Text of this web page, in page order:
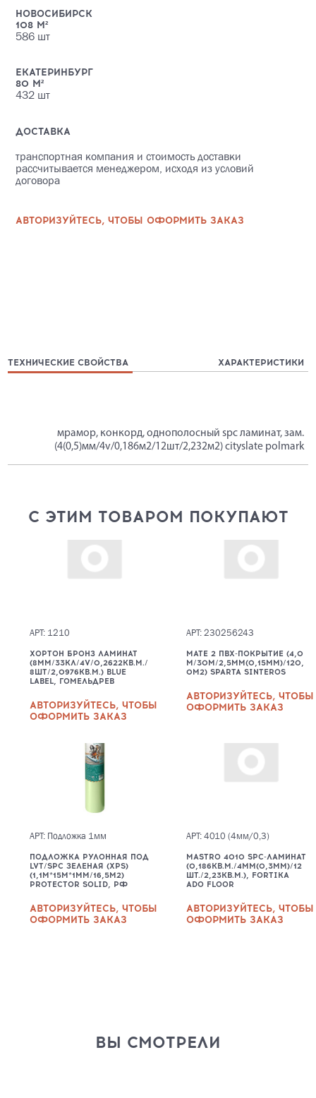
НОВОСИБИРСК
108 М²
586шт
ЕКАТЕРИНБУРГ
80 М²
432шт
ДОСТАВКА
транспортная компания и стоимость доставки
рассчитывается менеджером, исходя из условий
договора
АВТОРИЗУЙТЕСЬ, ЧТОБЫ ОФОРМИТЬ ЗАКАЗ
ТЕХНИЧЕСКИЕ СВОЙСТВА ХАРАКТЕРИСТИКИ
мрамор, конкорд, однополосный spc ламинат, зам.
(4(0,5)мм/4v/0,186м2/12шт/2,232м2) cityslate polmark
С ЭТИМ ТОВАРОМ ПОКУПАЮТ
АРТ: 1210
ХОРТОН БРОНЗ ЛАМИНАТ
(8ММ/33КЛ/4V/0,2622КВ.М./
8ШТ/2,0976КВ.М.) BLUE
LABEL, ГОМЕЛЬДРЕВ
АВТОРИЗУЙТЕСЬ, ЧТОБЫ
ОФОРМИТЬ ЗАКАЗ
АРТ: 230256243
MATE 2 ПВХ-ПОКРЫТИЕ (4,0
М/30М/2,5ММ(0,15ММ)/120,
0М2) SPARTA SINTEROS
АВТОРИЗУЙТЕСЬ, ЧТОБЫ
ОФОРМИТЬ ЗАКАЗ
АРТ: Подложка 1мм
ПОДЛОЖКА РУЛОННАЯ ПОД
LVT/SPC ЗЕЛЕНАЯ (XPS)
(1,1М*15М*1ММ/16,5М2)
PROTECTOR SOLID, РФ
АВТОРИЗУЙТЕСЬ, ЧТОБЫ
ОФОРМИТЬ ЗАКАЗ
АРТ: 4010 (4мм/0,3)
MASTRO 4010 SPC-ЛАМИНАТ
(0,186КВ.М./4ММ(0,3ММ)/12
ШТ./2,23КВ.М.), FORTIKA
ADO FLOOR
АВТОРИЗУЙТЕСЬ, ЧТОБЫ
ОФОРМИТЬ ЗАКАЗ
ВЫ СМОТРЕЛИ